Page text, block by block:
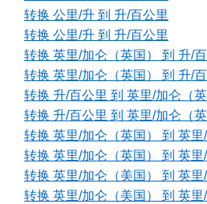
转换 公里/升 到 升/百公里
转换 公里/升 到 升/百公里
转换 英里/加仑（英国） 到 升/
转换 英里/加仑（英国） 到 升/
转换 升/百公里 到 英里/加仑（英
转换 升/百公里 到 英里/加仑（英
转换 英里/加仑（英国） 到 英里/
转换 英里/加仑（英国） 到 英里/
转换 英里/加仑（美国） 到 英里/
转换 英里/加仑（美国） 到 英里/